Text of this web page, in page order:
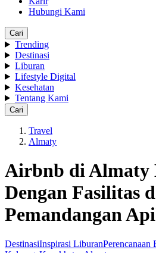
Hubungi Kami
Cari
Trending
Destinasi
Liburan
Lifestyle Digital
Kesehatan
Tentang Kami
Cari
Travel
Almaty
Airbnb di Almaty
Dengan Fasilitas
Pemandangan
DestinasiInspirasi LiburanPerencanaan